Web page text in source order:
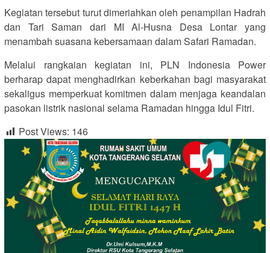
Kegiatan tersebut turut dimeriahkan oleh penampilan Hadrah
dan Tari Saman dari MI Al-Husna Desa Lontar yang
menambah suasana kebersamaan dalam Safari Ramadan.
Melalui rangkaian kegiatan ini, PLN Indonesia Power
berharap dapat menghadirkan keberkahan bagi masyarakat
sekaligus memperkuat komitmen dalam menjaga keandalan
pasokan listrik nasional selama Ramadan hingga Idul Fitri.
Post Views: 146